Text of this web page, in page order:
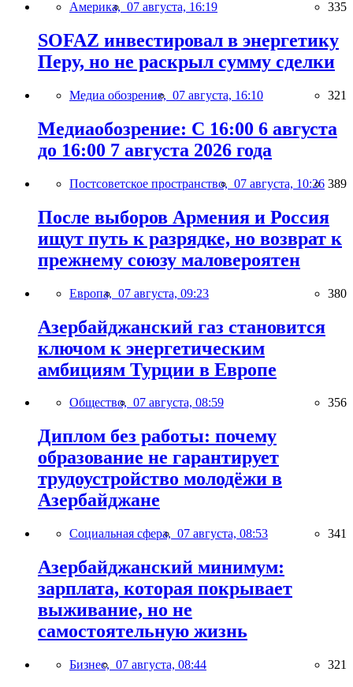
Америка, 07 августа, 16:19 335
SOFAZ инвестировал в энергетику
Перу, но не раскрыл сумму сделки
Медиа обозрение, 07 августа, 16:10 321
Медиаобозрение: С 16:00 6 августа
до 16:00 7 августа 2026 года
Постсоветское пространство, 07 августа, 10:26 389
После выборов Армения и Россия
ищут путь к разрядке, но возврат к
прежнему союзу маловероятен
Европа, 07 августа, 09:23 380
Азербайджанский газ становится
ключом к энергетическим
амбициям Турции в Европе
Общество, 07 августа, 08:59 356
Диплом без работы: почему
образование не гарантирует
трудоустройство молодёжи в
Азербайджане
Социальная сфера, 07 августа, 08:53 341
Азербайджанский минимум:
зарплата, которая покрывает
выживание, но не
самостоятельную жизнь
Бизнес, 07 августа, 08:44 321